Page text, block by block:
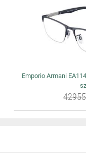
Emporio Armani